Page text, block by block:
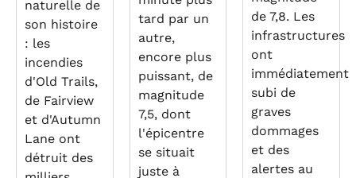
naturelle de
son histoire
: les
incendies
d'Old Trails,
de Fairview
et d'Autumn
Lane ont
détruit des
tard par un
autre,
encore plus
puissant, de
magnitude
7,5, dont
l'épicentre
se situait
juste à
de 7,8. Les
infrastructures
ont
immédiatement
subi de
graves
dommages
et des
alertes au